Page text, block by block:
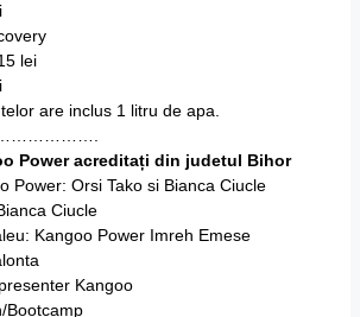
lei
are inclus 1 litru de apa.
Power acreditați din judetul Bihor
Power: Orsi Tako si Bianca Ciucle
Ciucle
Kangoo Power Imreh Emese
Kangoo
Bootcamp